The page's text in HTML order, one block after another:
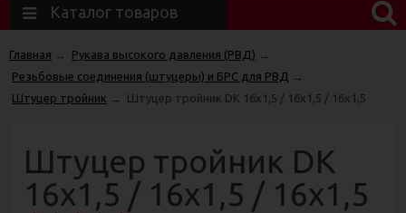
Каталог товаров
Главная Рукава высокого давления (РВД)
Резьбовые соединения (штуцеры) и БРС для РВД
Штуцер тройник
Штуцер тройник DK 16х1,5 / 16х1,5 / 16х1,5
Штуцер тройник DK
16х1,5 / 16х1,5 / 16х1,5